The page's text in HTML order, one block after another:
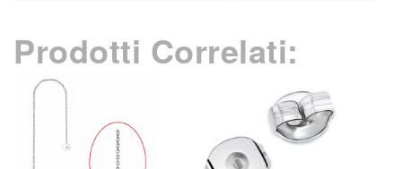
Prodotti Correlati: